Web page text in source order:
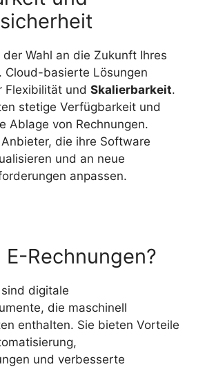
der Wahl an die Zukunft Ihres
Cloud-basierte Lösungen
Flexibilität und Skalierbarkeit.
stetige Verfügbarkeit und
Ablage von Rechnungen.
die ihre Software
und an neue
anpassen.
E-Rechnungen?
digitale
die maschinell
enthalten. Sie bieten Vorteile
und verbesserte